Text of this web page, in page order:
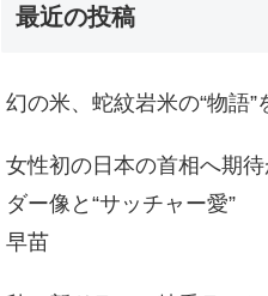
最近の投稿
幻の米、蛇紋岩米の“物語”
女性初の日本の首相へ期
ダー像と“サッチャー愛
早苗